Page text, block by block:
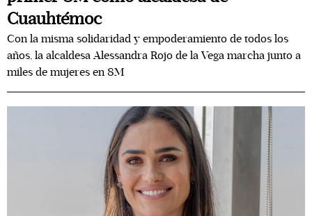
Cuauhtémoc
Con la misma solidaridad y empoderamiento de todos los
años, la alcaldesa Alessandra Rojo de la Vega marcha junto a
miles de mujeres en 8M